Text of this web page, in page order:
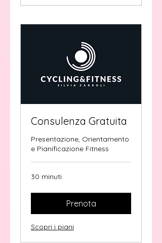
Consulenza Gratuita
Presentazione, Orientamento
e Pianificazione Fitness
30 minuti
Prenota
Scopri i piani